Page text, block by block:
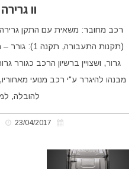
וו
רכב מחובר: משאית עם התקן גרירה
(תקנות
גרור, ושצויין ברשיון הרכב כגורר
מבנהו להיגרר ע"י רכב מנועי
להובלה,